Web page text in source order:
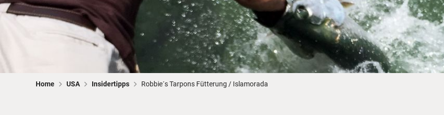
© ShaneMyersPhoto
Busreisen
© Chris Frey
Skireisen
Routen­vorschläge
© Swissmediavision/ ...
CANUSA-Magazin
Reisebüro-Service
Über uns
Home USA Insidertipps Robbie´s Tarpons Fütterung / Islamorada